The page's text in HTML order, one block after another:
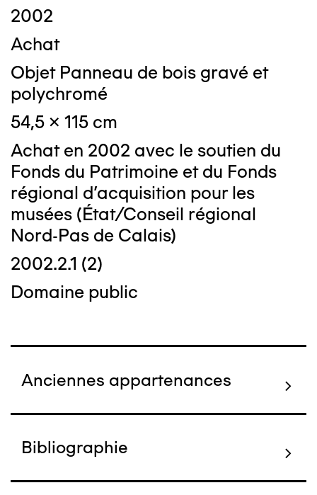
2002
Achat
Objet Panneau de bois gravé et
polychromé
54,5 x 115 cm
Achat en 2002 avec le soutien du
Fonds du Patrimoine et du Fonds
régional d'acquisition pour les
musées (État/Conseil régional
Nord-Pas de Calais)
2002.2.1 (2)
Domaine public
Anciennes appartenances
Bibliographie